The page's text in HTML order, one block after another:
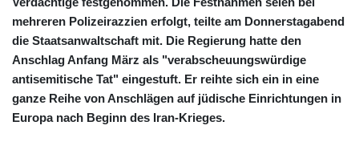
mehreren Polizeirazzien erfolgt, teilte am Donnerstagabend
die Staatsanwaltschaft mit. Die Regierung hatte den
Anschlag Anfang März als "verabscheuungswürdige
antisemitische Tat" eingestuft. Er reihte sich ein in eine
ganze Reihe von Anschlägen auf jüdische Einrichtungen in
Europa nach Beginn des Iran-Krieges.